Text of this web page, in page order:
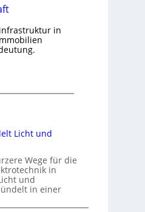
in
Licht und
Wege für die
in
und
in einer